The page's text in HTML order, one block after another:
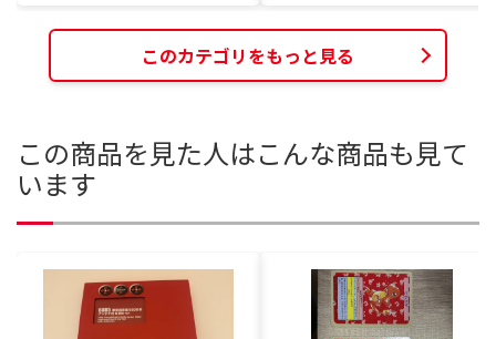
このカテゴリをもっと見る
この商品を見た人はこんな商品も見て
います